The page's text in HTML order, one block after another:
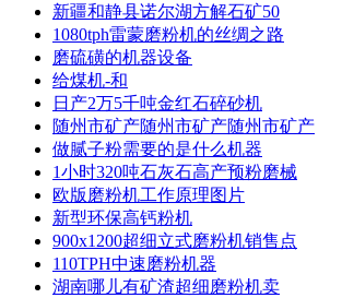
新疆和静县诺尔湖方解石矿50
1080tph雷蒙磨粉机的丝绸之路
磨硫磺的机器设备
给煤机-和
日产2万5千吨金红石碎砂机
随州市矿产随州市矿产随州市矿产
做腻子粉需要的是什么机器
1小时320吨石灰石高产预粉磨械
欧版磨粉机工作原理图片
新型环保高钙粉机
900x1200超细立式磨粉机销售点
110TPH中速磨粉机器
湖南哪儿有矿渣超细磨粉机卖